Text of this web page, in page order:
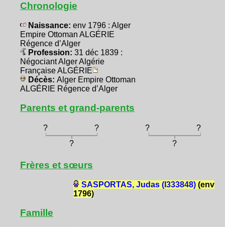
Chronologie
Naissance: env 1796 : Alger
Empire Ottoman ALGÉRIE
Régence d’Alger
Profession: 31 déc 1839 :
Négociant Alger Algérie
Française ALGÉRIE
Décès: Alger Empire Ottoman
ALGÉRIE Régence d’Alger
Parents et grand-parents
? ? ?
?
?
?
Frères et sœurs
SASPORTAS, Judas (I333848)(env
1796)
Famille